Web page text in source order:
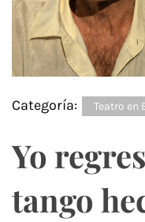
Categoría: Teatro en
Yo
tango